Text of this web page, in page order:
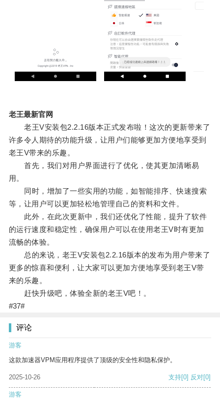
老王最新官网
老王V安装包2.2.16版本正式发布啦！这次的更新带来了
许多令人期待的功能升级，让用户们能够更加方便地享受到
老王V带来的乐趣。
首先，我们对用户界面进行了优化，使其更加清晰易
用。
同时，增加了一些实用的功能，如智能排序、快速搜索
等，让用户可以更加轻松地管理自己的资料和文件。
此外，在此次更新中，我们还优化了性能，提升了软件
的运行速度和稳定性，确保用户可以在使用老王V时有更加
流畅的体验。
总的来说，老王V安装包2.2.16版本的发布为用户带来了
更多的惊喜和便利，让大家可以更加方便地享受到老王V带
来的乐趣。
赶快升级吧，体验全新的老王V吧！。
#37#
评论
游客
这款加速器VPM应用程序提供了顶级的安全性和隐私保护。
2025-10-26 支持[0] 反对[0]
游客